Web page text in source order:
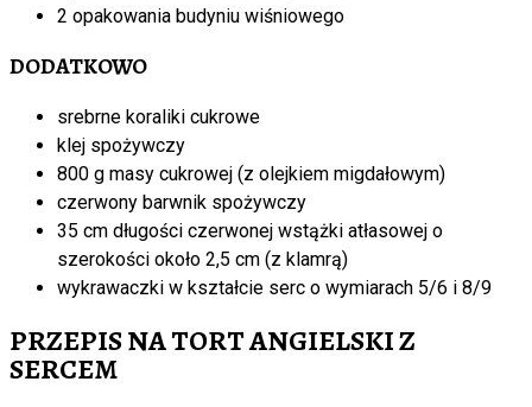
2 opakowania budyniu wiśniowego
DODATKOWO
srebrne koraliki cukrowe
klej spożywczy
800 g masy cukrowej (z olejkiem migdałowym)
czerwony barwnik spożywczy
35 cm długości czerwonej wstążki atłasowej o
szerokości około 2,5 cm (z klamrą)
wykrawaczki w kształcie serc o wymiarach 5/6 i 8/9
PRZEPIS NA TORT ANGIELSKI Z
SERCEM